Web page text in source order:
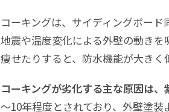
コーキングは、サイディングボード
地震や温度変化による外壁の動き
痩せたりすると、防水機能が大きく
コーキングが劣化する主な原因は
～10年程度とされており、外壁塗